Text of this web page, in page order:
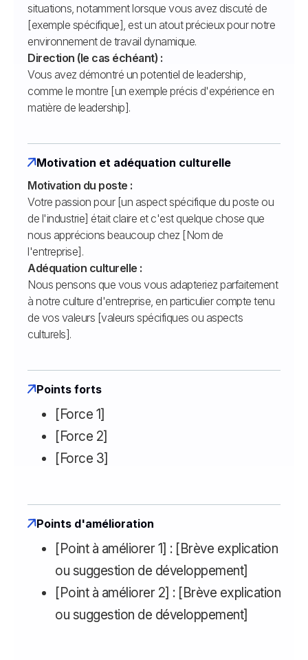
situations, notamment lorsque vous avez discuté de
[exemple spécifique], est un atout précieux pour notre
environnement de travail dynamique.
Direction (le cas échéant) :
Vous avez démontré un potentiel de leadership,
comme le montre [un exemple précis d'expérience en
matière de leadership].
Motivation et adéquation culturelle
Motivation du poste :
Votre passion pour [un aspect spécifique du poste ou
de l'industrie] était claire et c'est quelque chose que
nous apprécions beaucoup chez [Nom de
l'entreprise].
Adéquation culturelle :
Nous pensons que vous vous adapteriez parfaitement
à notre culture d'entreprise, en particulier compte tenu
de vos valeurs [valeurs spécifiques ou aspects
culturels].
Points forts
[Force 1]
[Force 2]
[Force 3]
Points d'amélioration
[Point à améliorer 1] : [Brève explication
ou suggestion de développement]
[Point à améliorer 2] : [Brève explication
ou suggestion de développement]